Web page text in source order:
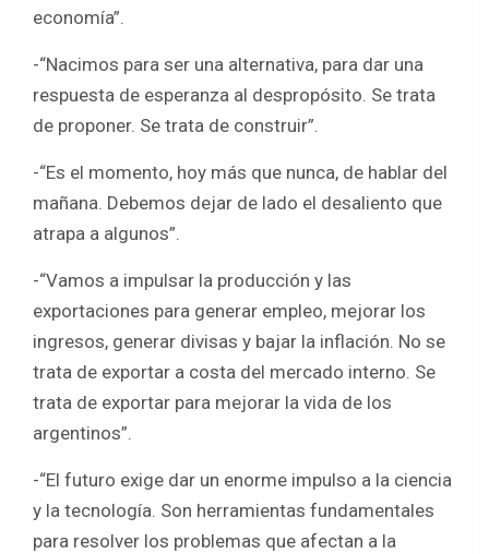
economía”.
-“Nacimos para ser una alternativa, para dar una
respuesta de esperanza al despropósito. Se trata
de proponer. Se trata de construir”.
-“Es el momento, hoy más que nunca, de hablar del
mañana. Debemos dejar de lado el desaliento que
atrapa a algunos”.
-“Vamos a impulsar la producción y las
exportaciones para generar empleo, mejorar los
ingresos, generar divisas y bajar la inflación. No se
trata de exportar a costa del mercado interno. Se
trata de exportar para mejorar la vida de los
argentinos”.
-“El futuro exige dar un enorme impulso a la ciencia
y la tecnología. Son herramientas fundamentales
para resolver los problemas que afectan a la